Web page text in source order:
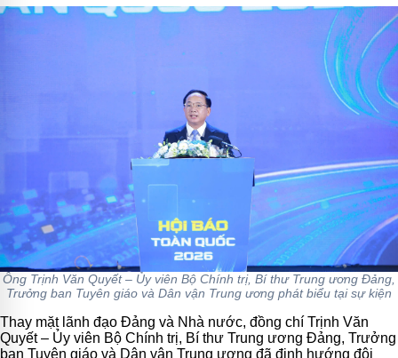
Ông Trịnh Văn Quyết – Ủy viên Bộ Chính trị, Bí thư Trung ương Đảng,
Trưởng ban Tuyên giáo và Dân vận Trung ương phát biểu tại sự kiện
Thay mặt lãnh đạo Đảng và Nhà nước, đồng chí Trịnh Văn
Quyết – Ủy viên Bộ Chính trị, Bí thư Trung ương Đảng, Trưởng
ban Tuyên giáo và Dân vận Trung ương đã định hướng đội